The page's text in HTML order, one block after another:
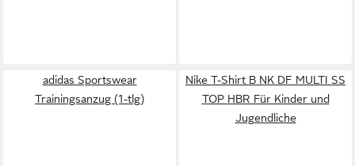
adidas Sportswear
Trainingsanzug (1-tlg)
Nike T-Shirt B NK DF MULTI SS
TOP HBR Für Kinder und
Jugendliche